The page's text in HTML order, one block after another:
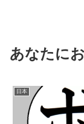
あなたに
日本